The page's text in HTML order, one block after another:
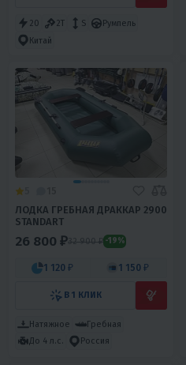
20 2T S
Румпель
Китай
ЛОДКА ГРЕБНАЯ ДРАККАР 2900
STANDART
26 800 ₽32 900 ₽ -19%
1 120 ₽ 1 150 ₽
В 1 КЛИК
Натяжное
Гребная
До 4 л.с.
Россия